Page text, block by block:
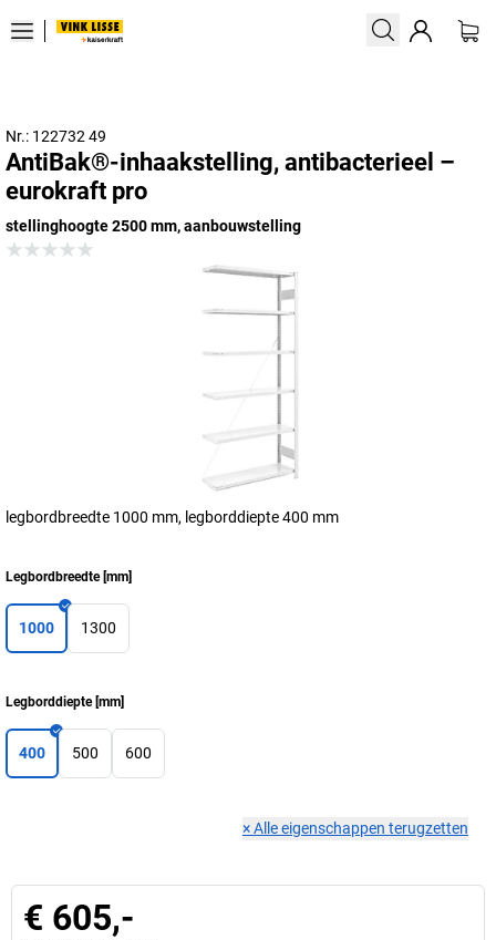
Nr.: 122732 49
AntiBak®-inhaakstelling, antibacterieel –
eurokraft pro
stellinghoogte 2500 mm, aanbouwstelling
legbordbreedte 1000 mm, legborddiepte 400 mm
Legbordbreedte[mm]
1000 1300
Legborddiepte[mm]
400 500 600
×Alle eigenschappen terugzetten
€ 605,-